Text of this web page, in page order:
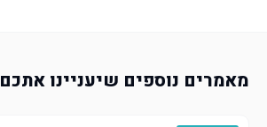
מאמרים נוספים שיעניינו אתכם